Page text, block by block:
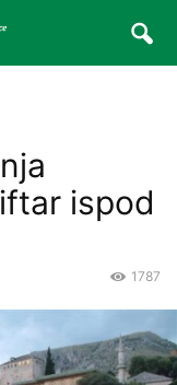
ispod
1787